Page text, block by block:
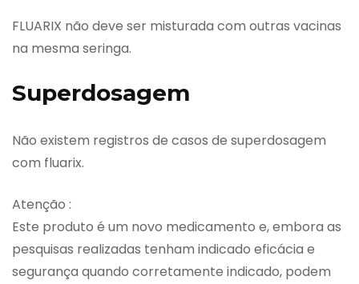
FLUARIX não deve ser misturada com outras vacinas
na mesma seringa.
Superdosagem
Não existem registros de casos de superdosagem
com fluarix.
Atenção :
Este produto é um novo medicamento e, embora as
pesquisas realizadas tenham indicado eficácia e
segurança quando corretamente indicado, podem